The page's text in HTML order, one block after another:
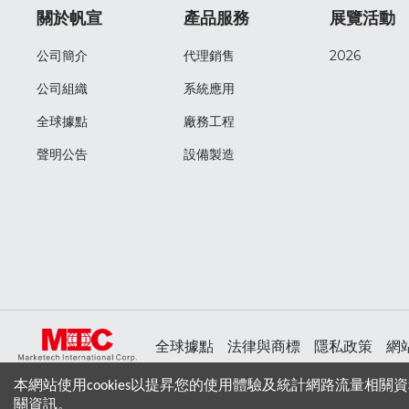
關於帆宣
公司簡介
公司組織
全球據點
聲明公告
產品服務
代理銷售
系統應用
廠務工程
設備製造
展覽活動
2026
全球據點 法律與商標 隱私政策 網
本網站使用cookies以提昇您的使用體驗及統計網路流量相關
關資訊。